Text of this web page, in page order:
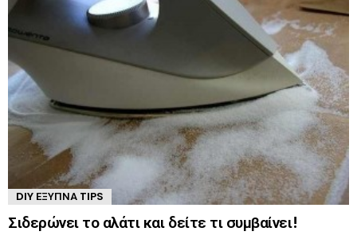
DIY ΈΞΥΠΝΑ TIPS
Σιδερώνει το αλάτι και δείτε τι συμβαίνει!